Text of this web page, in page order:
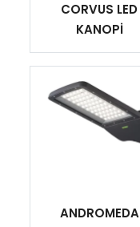
CORVUS LED
KANOPİ
ANDROMEDA